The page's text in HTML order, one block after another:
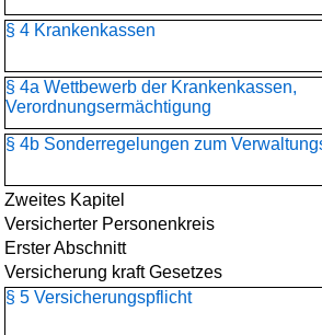
§ 4 Krankenkassen
§ 4a Wettbewerb der Krankenkassen,
Verordnungsermächtigung
§ 4b Sonderregelungen zum
Zweites Kapitel
Versicherter Personenkreis
Erster Abschnitt
Versicherung kraft Gesetzes
§ 5 Versicherungspflicht